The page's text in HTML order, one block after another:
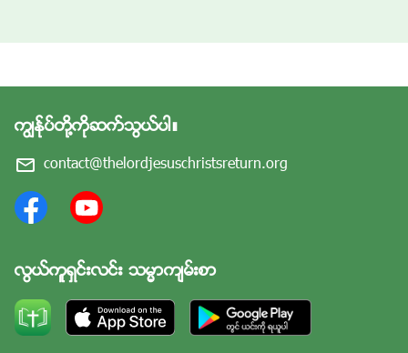
ကြၽန္ုပ္တို႔ကိုဆက္သြယ္ပါ။
contact@thelordjesuschristsreturn.org
လြယ္ကူရွင္းလင္း သမၼာက်မ္းစာ